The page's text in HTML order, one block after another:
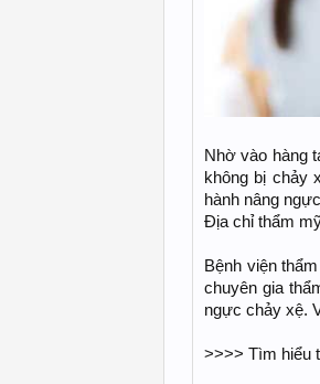
Nhờ vào hàng
không bị chảy
hành nâng
Địa chỉ thẩm
Bệnh viện
chuyên gia
ngực chảy xệ.
>>>> Tìm hiểu